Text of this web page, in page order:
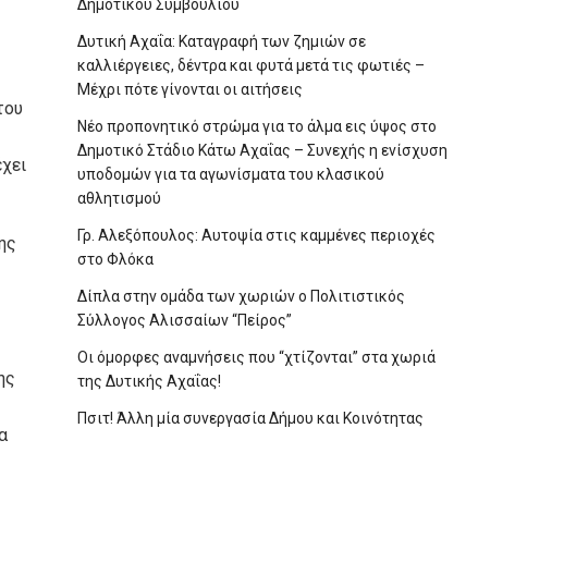
Δημοτικού Συμβουλίου
Δυτική Αχαΐα: Καταγραφή των ζημιών σε
καλλιέργειες, δέντρα και φυτά μετά τις φωτιές –
Μέχρι πότε γίνονται οι αιτήσεις
Νέο προπονητικό στρώμα για το άλμα εις ύψος στο
Δημοτικό Στάδιο Κάτω Αχαΐας – Συνεχής η ενίσχυση
υποδομών για τα αγωνίσματα του κλασικού
αθλητισμού
Γρ. Αλεξόπουλος: Αυτοψία στις καμμένες περιοχές
στο Φλόκα
Δίπλα στην ομάδα των χωριών ο Πολιτιστικός
Σύλλογος Αλισσαίων “Πείρος”
Οι όμορφες αναμνήσεις που “χτίζονται” στα χωριά
της Δυτικής Αχαΐας!
Πσιτ! Άλλη μία συνεργασία Δήμου και Κοινότητας